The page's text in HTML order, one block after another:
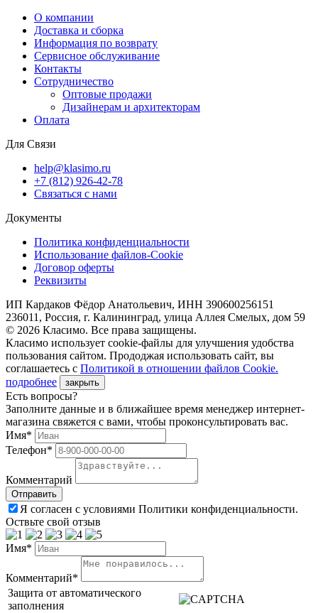
О компании
Доставка и сборка
Информация по возврату
Сервисное обслуживание
Контакты
Сотрудничество
Оптовые продажи
Дизайнерам и архитекторам
Оплата
Для Связи
help@klasimo.ru
+7 (812) 926-42-78
Связаться с нами
Документы
Политика конфиденциальности
Использование файлов-Cookie
Договор оферты
Реквизиты
ИП Кардаков Фёдор Анатольевич, ИНН 390600256151
236011, Россия, г. Калининград, улица Аллея Смелых, дом 59
© 2026 Класимо. Все права защищены.
Класимо использует cookie-файлы для улучшения удобства
пользования сайтом. Прододжая использовать сайт, вы
соглашаетесь с Политикой в отношении файлов Сookie.
подробнее
закрыть
Есть вопросы?
Заполните данные и в ближайшее время менеджер интернет-
магазина свяжется с вами, чтобы проконсультировать вас.
Имя*
Телефон*
Комментарий
Я согласен с условиями Политики конфиденциальности.
Оствьте свой отзыв
Имя*
Комментарий*
Защита от автоматического
заполнения